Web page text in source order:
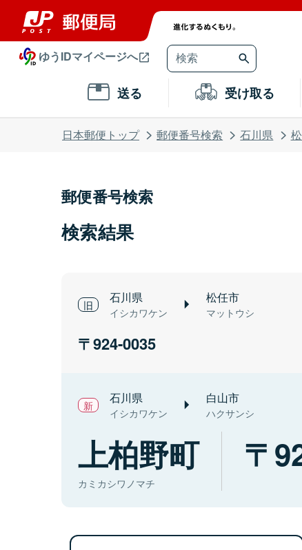
ゆうIDマイページへ
送る 受け取る
日本郵便トップ 郵便番号検索 石川県
郵便番号検索
検索結果
石川県
イシカワケン
松任市
マットウシ
924-0035
石川県
イシカワケン
白山市
ハクサンシ
上柏野町
カミカシワノマチ